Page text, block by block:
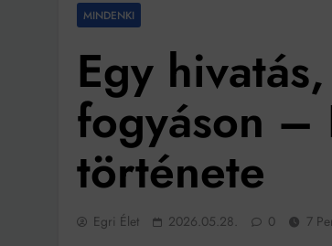
MINDENKI
Egy
fogyáson –
története
Egri Élet 2026.05.28. 0 7